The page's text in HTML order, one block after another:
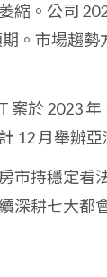
縮。公司
期。市場趨
案於 2023
12 月舉辦
市持穩定看
深耕七大都